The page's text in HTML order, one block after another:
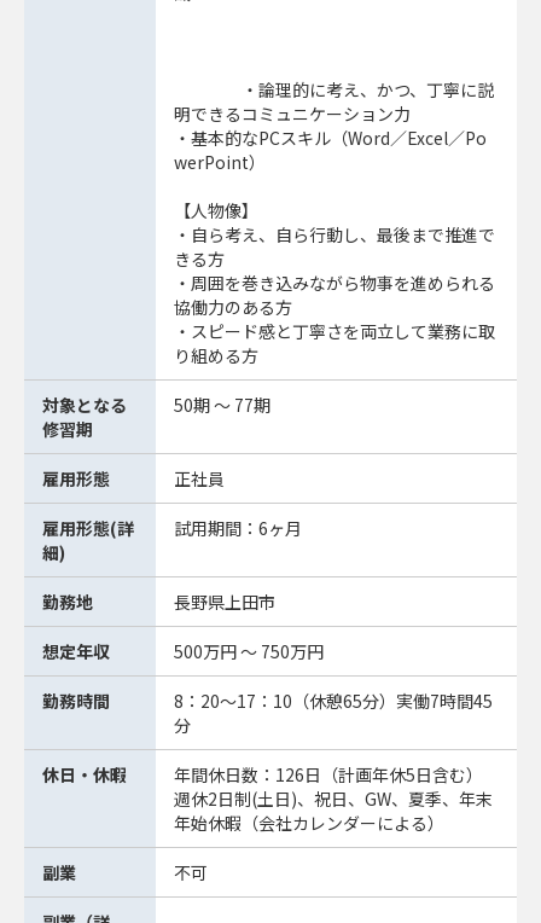
・論理的に考え、かつ、丁寧に説
明できるコミュニケーション力
・基本的なPCスキル（Word／Excel／Po
werPoint）
【人物像】
・自ら考え、自ら行動し、最後まで推進で
きる方
・周囲を巻き込みながら物事を進められる
協働力のある方
・スピード感と丁寧さを両立して業務に取
り組める方
対象となる
修習期
50期 ～ 77期
雇用形態 正社員
雇用形態(詳
細)
試用期間：6ヶ月
勤務地 長野県上田市
想定年収 500万円 ～ 750万円
勤務時間
8：20～17：10（休憩65分）実働7時間45
分
休日・休暇
年間休日数：126日（計画年休5日含む）
週休2日制(土日)、祝日、GW、夏季、年末
年始休暇（会社カレンダーによる）
副業 不可